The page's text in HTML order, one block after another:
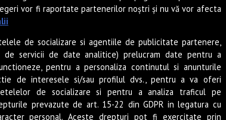
Eat & Drink
POP-UP Stories
vor fi raportate partenerilor noștri și nu vă vor afecta
de socializare si agentiile de publicitate partenere,
de servicii de date analitice) prelucram date pentru a
pentru a personaliza continutul si anunturile
de interesele si/sau profilul dvs., pentru a va oferi
de socializare si pentru a analiza traficul pe
prevazute de art. 15-22 din GDPR in legatura cu
personal. Aceste drepturi pot fi exercitate prin